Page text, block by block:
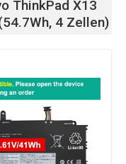
ThinkPad X13
4 Zellen)